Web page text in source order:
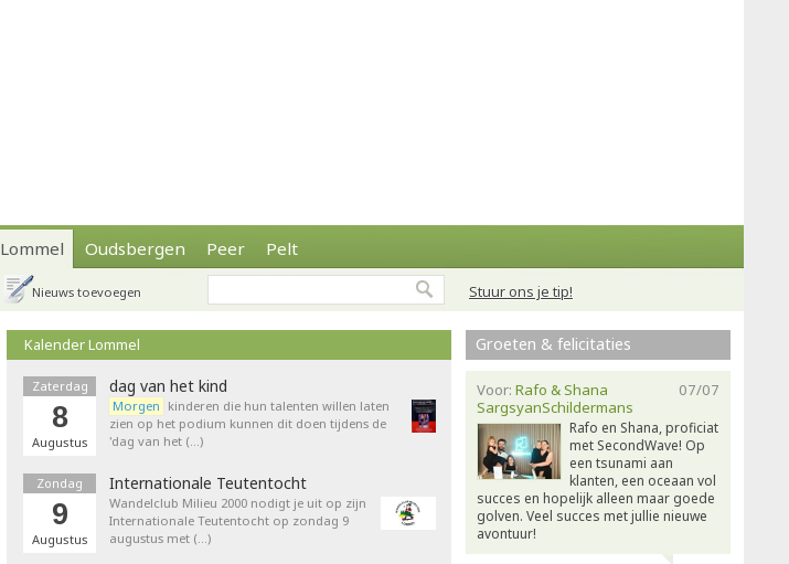
Lommel Oudsbergen Peer Pelt
Stuur ons je tip!
Nieuws toevoegen
Kalender Lommel
Zaterdag
8
Augustus
dag van het kind
Morgen kinderen die hun talenten willen laten
zien op het podium kunnen dit doen tijdens de
'dag van het (…)
Zondag
9
Augustus
Internationale Teutentocht
Wandelclub Milieu 2000 nodigt je uit op zijn
Internationale Teutentocht op zondag 9
augustus met (…)
Groeten & felicitaties
07/07
Voor: Rafo & Shana
SargsyanSchildermans
Rafo en Shana, proficiat
met SecondWave! Op
een tsunami aan
klanten, een oceaan vol
succes en hopelijk alleen maar goede
golven. Veel succes met jullie nieuwe
avontuur!